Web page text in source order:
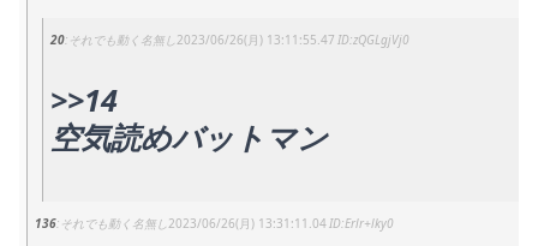
20 それでも動く名無し 2023/06/26(月) 13:11:55.47 zQGLgjVj0
>>14
空気読めバットマン
136 それでも動く名無し 2023/06/26(月) 13:31:11.04 Erlr+lky0